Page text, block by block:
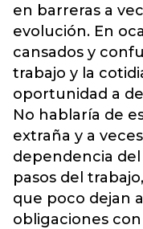
en barreras a
evolución. En
cansados y
trabajo y la
oportunidad a
No hablaría de
extraña y a
dependencia
pasos del
que poco dejan
obligaciones